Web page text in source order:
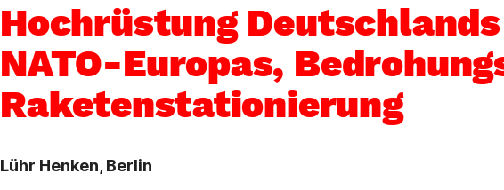
Hochrüstung
NATO-Europas,
Raketenstationierung
Lühr Henken, Berlin